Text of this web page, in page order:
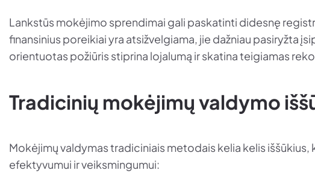
Lankstūs mokėjimo sprendimai gali paskatinti didesnę
finansinius poreikiai yra atsižvelgiama, jie dažniau pasiryžta
orientuotas požiūris stiprina lojalumą ir skatina teigiamas
Tradicinių mokėjimų valdymo
Mokėjimų valdymas tradiciniais metodais kelia kelis
efektyvumui ir veiksmingumui: